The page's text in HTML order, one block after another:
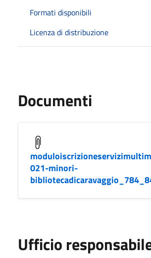
Formati disponibili
Licenza di distribuzione
Documenti
021-minori-
Ufficio